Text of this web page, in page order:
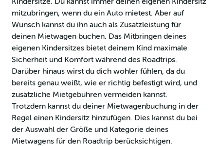
mitzubringen, wenn du ein Auto mietest. Aber auf
Wunsch kannst du ihn auch als Zusatzleistung für
deinen Mietwagen buchen. Das Mitbringen deines
eigenen Kindersitzes bietet deinem Kind maximale
Sicherheit und Komfort während des Roadtrips.
Darüber hinaus wirst du dich wohler fühlen, da du
bereits genau weißt, wie er richtig befestigt wird, und
zusätzliche Mietgebühren vermeiden kannst.
Trotzdem kannst du deiner Mietwagenbuchung in der
Regel einen Kindersitz hinzufügen. Dies kannst du bei
der Auswahl der Größe und Kategorie deines
Mietwagens für den Roadtrip berücksichtigen.